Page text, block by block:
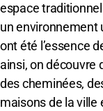
espace
un environnement
ont été l’essence
ainsi, on
des cheminées,
maisons de la ville